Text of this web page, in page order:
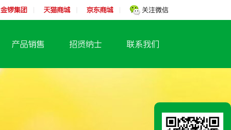
金锣集团 天猫商城 京东商城 关注微信
产品销售 招贤纳士 联系我们